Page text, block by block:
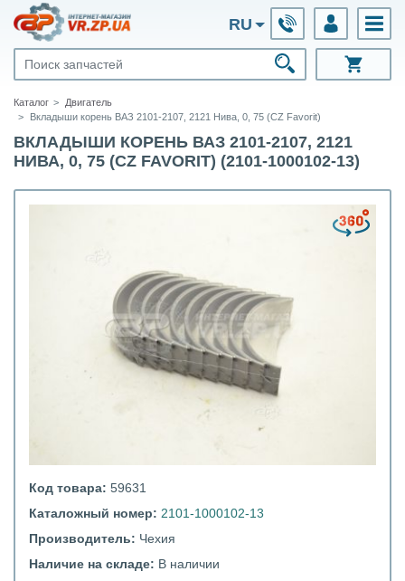
RU
Каталог
Двигатель
Вкладыши корень ВАЗ 2101-2107, 2121 Нива, 0, 75 (CZ Favorit)
ВКЛАДЫШИ КОРЕНЬ ВАЗ 2101-2107, 2121
НИВА, 0, 75 (CZ FAVORIT) (2101-1000102-13)
Код товара: 59631
Каталожный номер: 2101-1000102-13
Производитель: Чехия
Наличие на складе: В наличии